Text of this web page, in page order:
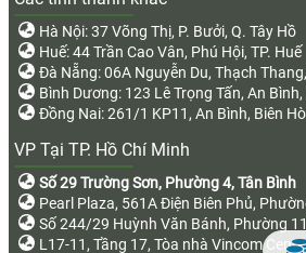
Hà Nội: 37 Võng Thị, P. Bưởi, Q. Tây Hồ
Huế: 44 Trần Cao Vân, Phú Hội, TP. Huế
Đà Nẵng: 06A Nguyễn Du, Thạch
Bình Dương: 123 Lê Trọng Tấn, An Bình,
Đồng Nai: 261/1 KP11, An Bình, Biên
VP Tại TP. Hồ Chí Minh
Số 29 Trường Sơn, Phường 4, Tân Bình
Pearl Plaza, 561A Điện Biên Phủ,
Số 244/29 Huỳnh Văn Bánh, Phường
L17-11, Tầng 17, Tòa nhà Vincom